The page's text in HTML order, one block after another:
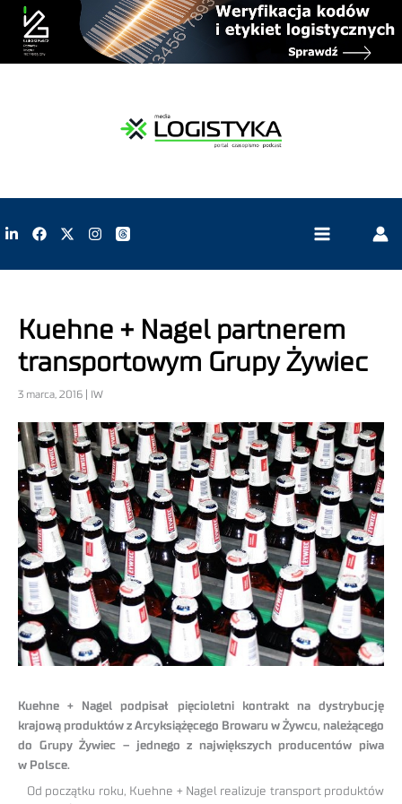
Kuehne + Nagel partnerem
transportowym Grupy Żywiec
3 marca, 2016 | IW
Kuehne + Nagel podpisał pięcioletni kontrakt na dystrybucję
krajową produktów z Arcyksiążęcego Browaru w Żywcu, należącego
do Grupy Żywiec – jednego z największych producentów piwa
w Polsce.
Od początku roku, Kuehne + Nagel realizuje transport produktów